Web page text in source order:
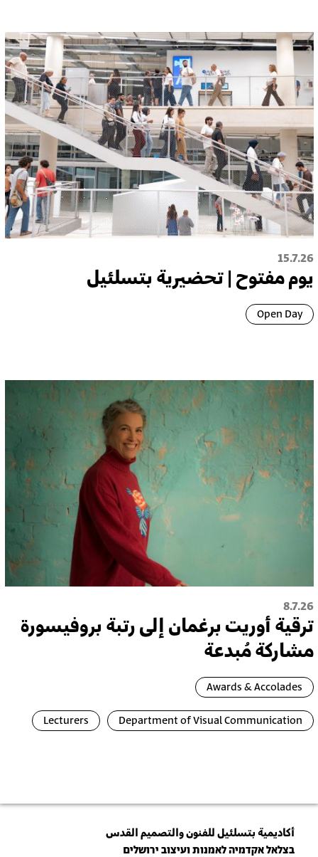
15.7.26
يوم مفتوح | تحضيرية بتسلئيل
Open Day
8.7.26
ترقية أُوريت برغمان إلى رتبة بروفيسورة
مشاركة مُبدعة
Awards & Accolades
Department of Visual Communication
Lecturers
أكاديمية بتسلئيل للفنون والتصميم القدس
בצלאל אקדמיה לאמנות ועיצוב ירושלים